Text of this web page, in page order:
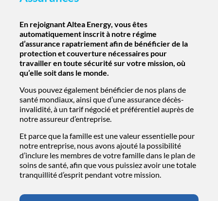
En rejoignant Altea Energy, vous êtes
automatiquement inscrit à notre régime
d’assurance rapatriement afin de bénéficier de la
protection et couverture nécessaires pour
travailler en toute sécurité sur votre mission, où
qu’elle soit dans le monde.
Vous pouvez également bénéficier de nos plans de
santé mondiaux, ainsi que d’une assurance décès-
invalidité, à un tarif négocié et préférentiel auprès de
notre assureur d’entreprise.
Et parce que la famille est une valeur essentielle pour
notre entreprise, nous avons ajouté la possibilité
d’inclure les membres de votre famille dans le plan de
soins de santé, afin que vous puissiez avoir une totale
tranquillité d’esprit pendant votre mission.